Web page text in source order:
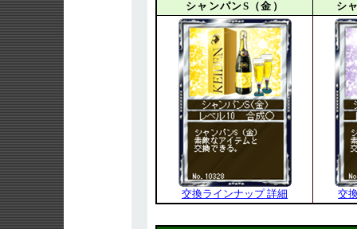
シャンパンS（金）
シ
交換ラインナップ 詳細 交